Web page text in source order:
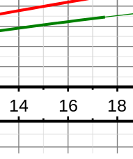
14 16 18